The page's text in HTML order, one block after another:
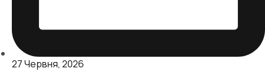
27 Червня, 2026